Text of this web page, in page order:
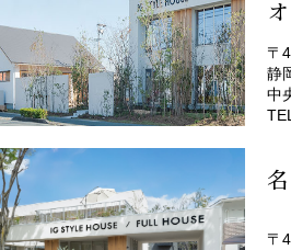
オ
〒
静
中
〒